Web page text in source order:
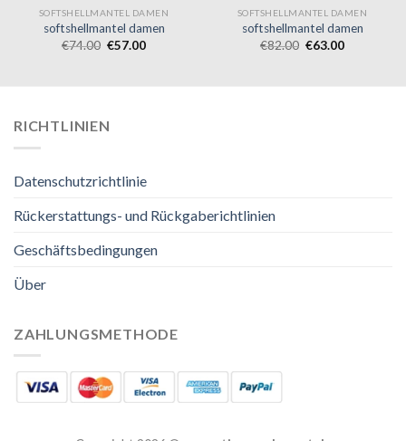
SOFTSHELLMANTEL DAMEN
softshellmantel damen
€74.00 €57.00
SOFTSHELLMANTEL DAMEN
softshellmantel damen
€82.00 €63.00
RICHTLINIEN
Datenschutzrichtlinie
Rückerstattungs- und Rückgaberichtlinien
Geschäftsbedingungen
Über
ZAHLUNGSMETHODE